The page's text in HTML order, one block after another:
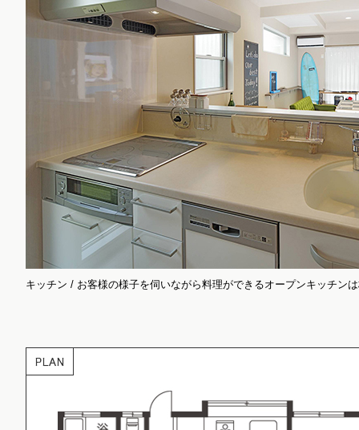
キッチン / お客様の様子を伺いながら料理ができるオープンキッチン